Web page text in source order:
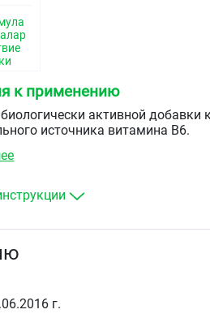
к применению
активной добавки
источника витамина В6.
г.